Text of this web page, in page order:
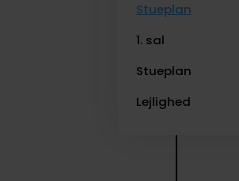
Stueplan
1. sal
Stueplan
Lejlighed